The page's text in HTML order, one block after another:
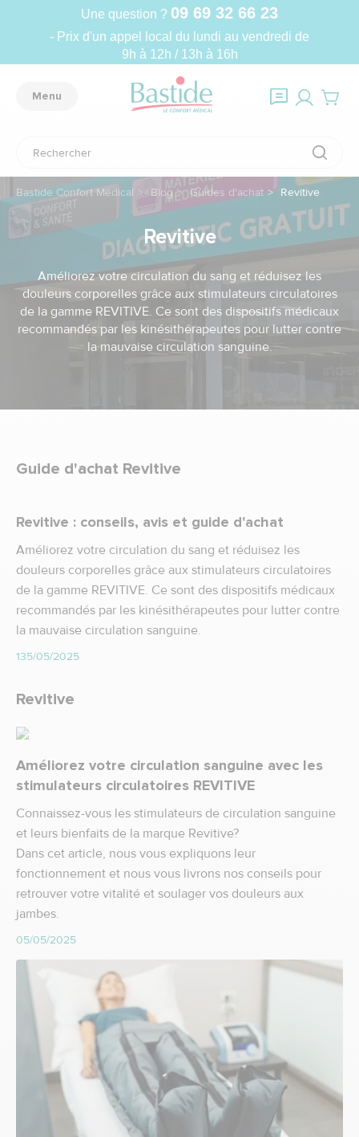
Une question ? 09 69 32 66 23
- Prix d'un appel local du lundi au vendredi de
9h à 12h / 13h à 16h
Menu
Bastide Confort Médical Blog Guides d'achat Revitive
Revitive
Améliorez votre circulation du sang et réduisez les
douleurs corporelles grâce aux stimulateurs circulatoires
de la gamme REVITIVE. Ce sont des dispositifs médicaux
recommandés par les kinésithérapeutes pour lutter contre
la mauvaise circulation sanguine.
Guide d'achat Revitive
Revitive : conseils, avis et guide d'achat
Améliorez votre circulation du sang et réduisez les
douleurs corporelles grâce aux stimulateurs circulatoires
de la gamme REVITIVE. Ce sont des dispositifs médicaux
recommandés par les kinésithérapeutes pour lutter contre
la mauvaise circulation sanguine.
135/05/2025
Revitive
Améliorez votre circulation sanguine avec les
stimulateurs circulatoires REVITIVE
Connaissez-vous les stimulateurs de circulation sanguine
et leurs bienfaits de la marque Revitive?
Dans cet article, nous vous expliquons leur
fonctionnement et nous vous livrons nos conseils pour
retrouver votre vitalité et soulager vos douleurs aux
jambes.
05/05/2025